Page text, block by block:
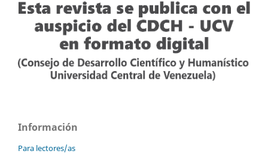
Información
Para lectores/as